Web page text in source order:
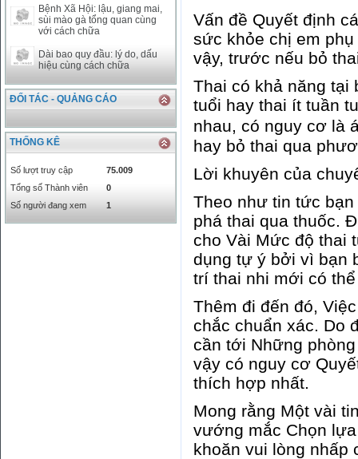
Bệnh Xã Hội: lậu, giang mai,
sùi mào gà tổng quan cùng
với cách chữa
Dài bao quy đầu: lý do, dấu
hiệu cùng cách chữa
ĐỐI TÁC - QUẢNG CÁO
THỐNG KÊ
Số lượt truy cập
75.009
Tổng số Thành viên
0
Số người đang xem
1
Vấn đề Quyết định
sức khỏe chị em
vậy, trước nếu bỏ
Thai có khả năng tại
tuổi hay thai ít tuần
nhau, có nguy cơ là
hay bỏ thai qua
Lời khuyên của
Theo như tin tức
phá thai qua thuốc.
cho Vài Mức độ thai
dụng tự ý bởi vì bạn
trí thai nhi mới có
Thêm đi đến đó,
chắc chuẩn xác. Do
cần tới Những
vậy có nguy cơ
thích hợp nhất.
Mong rằng Một vài
vướng mắc Chọn
khoăn vui lòng nhấp